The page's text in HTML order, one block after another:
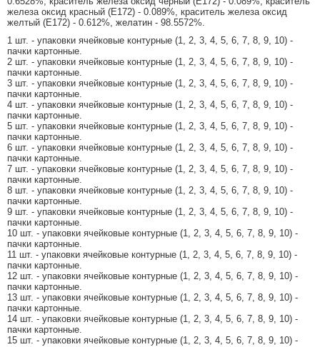
железа оксид красный (Е172) - 0.089%, краситель железа оксид
желтый (Е172) - 0.612%, желатин - 98.5572%.
1 шт. - упаковки ячейковые контурные (1, 2, 3, 4, 5, 6, 7, 8, 9, 10) -
пачки картонные.
2 шт. - упаковки ячейковые контурные (1, 2, 3, 4, 5, 6, 7, 8, 9, 10) -
пачки картонные.
3 шт. - упаковки ячейковые контурные (1, 2, 3, 4, 5, 6, 7, 8, 9, 10) -
пачки картонные.
4 шт. - упаковки ячейковые контурные (1, 2, 3, 4, 5, 6, 7, 8, 9, 10) -
пачки картонные.
5 шт. - упаковки ячейковые контурные (1, 2, 3, 4, 5, 6, 7, 8, 9, 10) -
пачки картонные.
6 шт. - упаковки ячейковые контурные (1, 2, 3, 4, 5, 6, 7, 8, 9, 10) -
пачки картонные.
7 шт. - упаковки ячейковые контурные (1, 2, 3, 4, 5, 6, 7, 8, 9, 10) -
пачки картонные.
8 шт. - упаковки ячейковые контурные (1, 2, 3, 4, 5, 6, 7, 8, 9, 10) -
пачки картонные.
9 шт. - упаковки ячейковые контурные (1, 2, 3, 4, 5, 6, 7, 8, 9, 10) -
пачки картонные.
10 шт. - упаковки ячейковые контурные (1, 2, 3, 4, 5, 6, 7, 8, 9, 10) -
пачки картонные.
11 шт. - упаковки ячейковые контурные (1, 2, 3, 4, 5, 6, 7, 8, 9, 10) -
пачки картонные.
12 шт. - упаковки ячейковые контурные (1, 2, 3, 4, 5, 6, 7, 8, 9, 10) -
пачки картонные.
13 шт. - упаковки ячейковые контурные (1, 2, 3, 4, 5, 6, 7, 8, 9, 10) -
пачки картонные.
14 шт. - упаковки ячейковые контурные (1, 2, 3, 4, 5, 6, 7, 8, 9, 10) -
пачки картонные.
15 шт. - упаковки ячейковые контурные (1, 2, 3, 4, 5, 6, 7, 8, 9, 10) -